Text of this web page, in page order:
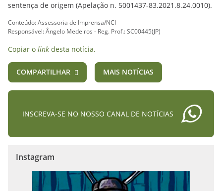
sentença de origem (Apelação n. 5001437-83.2021.8.24.0010).
Conteúdo: Assessoria de Imprensa/NCI
Responsável: Ângelo Medeiros - Reg. Prof.: SC00445(JP)
Copiar o link desta notícia.
COMPARTILHAR MAIS NOTÍCIAS
INSCREVA-SE NO NOSSO CANAL DE NOTÍCIAS
Instagram